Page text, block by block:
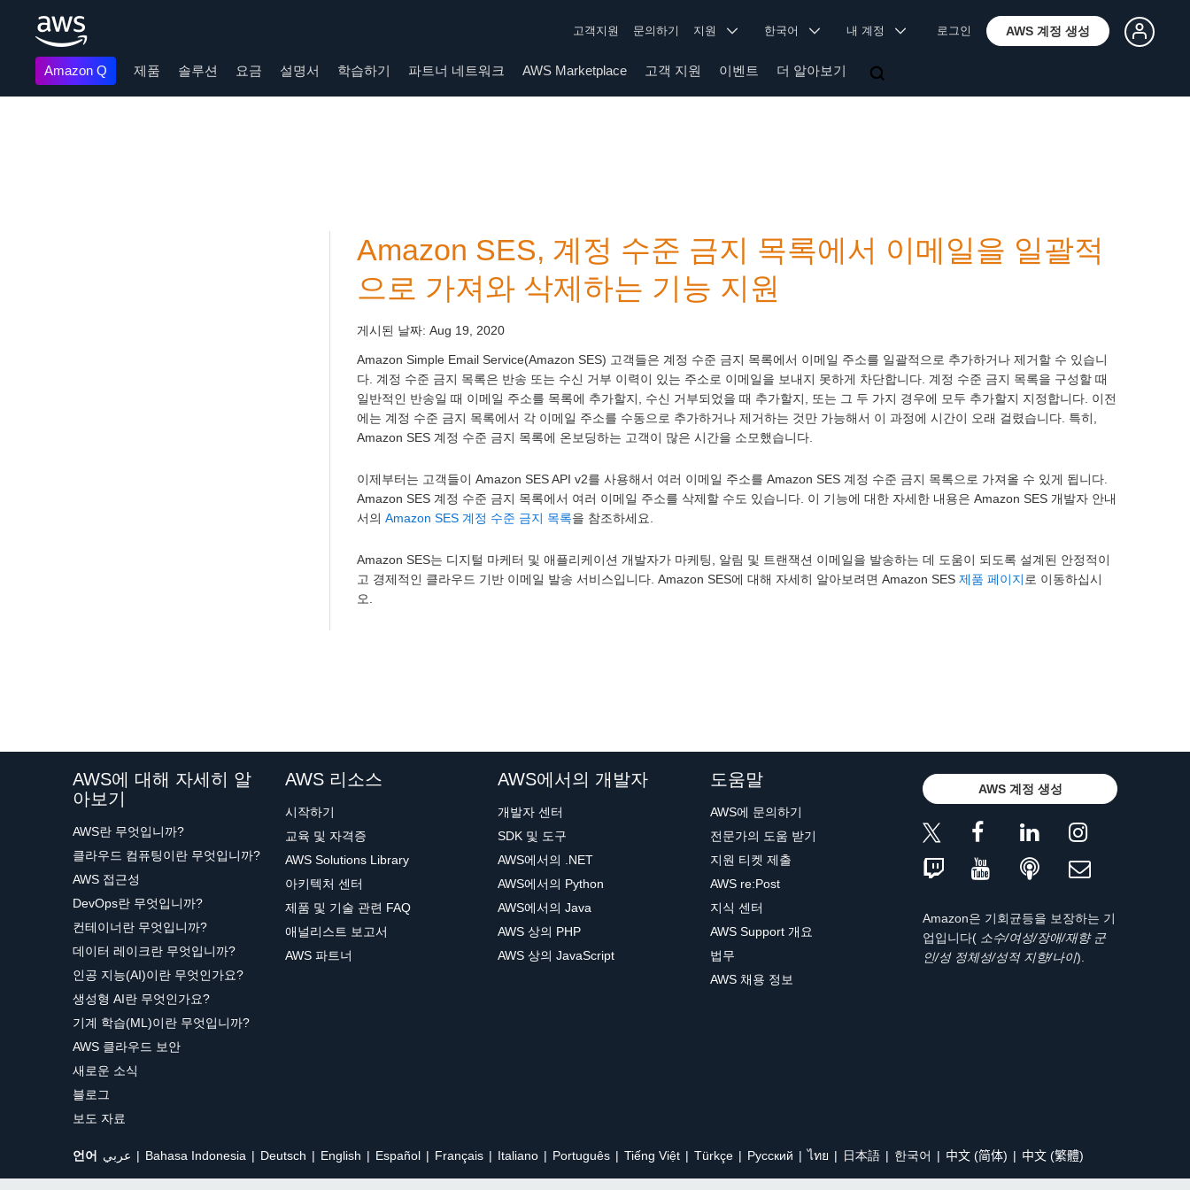
고객지원 문의하기 지원 한국어 내 계정 로그인 AWS 계정 생성
Amazon Q 제품 솔루션 요금 설명서 학습하기 파트너 네트워크 AWS Marketplace 고객 지원 이벤트 더 알아보기
Amazon SES, 계정 수준 금지 목록에서 이메일을 일괄적
으로 가져와 삭제하는 기능 지원
게시된 날짜: Aug 19, 2020
Amazon Simple Email Service(Amazon SES) 고객들은 계정 수준 금지 목록에서 이메일 주소를 일괄적으로 추가하거나 제거할 수 있습니
다. 계정 수준 금지 목록은 반송 또는 수신 거부 이력이 있는 주소로 이메일을 보내지 못하게 차단합니다. 계정 수준 금지 목록을 구성할 때
일반적인 반송일 때 이메일 주소를 목록에 추가할지, 수신 거부되었을 때 추가할지, 또는 그 두 가지 경우에 모두 추가할지 지정합니다. 이전
에는 계정 수준 금지 목록에서 각 이메일 주소를 수동으로 추가하거나 제거하는 것만 가능해서 이 과정에 시간이 오래 걸렸습니다. 특히,
Amazon SES 계정 수준 금지 목록에 온보딩하는 고객이 많은 시간을 소모했습니다.
이제부터는 고객들이 Amazon SES API v2를 사용해서 여러 이메일 주소를 Amazon SES 계정 수준 금지 목록으로 가져올 수 있게 됩니다.
Amazon SES 계정 수준 금지 목록에서 여러 이메일 주소를 삭제할 수도 있습니다. 이 기능에 대한 자세한 내용은 Amazon SES 개발자 안내
서의 Amazon SES 계정 수준 금지 목록을 참조하세요.
Amazon SES는 디지털 마케터 및 애플리케이션 개발자가 마케팅, 알림 및 트랜잭션 이메일을 발송하는 데 도움이 되도록 설계된 안정적이
고 경제적인 클라우드 기반 이메일 발송 서비스입니다. Amazon SES에 대해 자세히 알아보려면 Amazon SES 제품 페이지 로 이동하십시
오.
AWS에 대해 자세히 알
아보기
AWS란 무엇입니까?
클라우드 컴퓨팅이란 무엇입니까?
AWS 접근성
DevOps란 무엇입니까?
컨테이너란 무엇입니까?
데이터 레이크란 무엇입니까?
인공 지능(AI)이란 무엇인가요?
생성형 AI란 무엇인가요?
기계 학습(ML)이란 무엇입니까?
AWS 클라우드 보안
새로운 소식
블로그
보도 자료
AWS 리소스
시작하기
교육 및 자격증
AWS Solutions Library
아키텍처 센터
제품 및 기술 관련 FAQ
애널리스트 보고서
AWS 파트너
AWS에서의 개발자
개발자 센터
SDK 및 도구
AWS에서의 .NET
AWS에서의 Python
AWS에서의 Java
AWS 상의 PHP
AWS 상의 JavaScript
도움말
AWS에 문의하기
전문가의 도움 받기
지원 티켓 제출
AWS re:Post
지식 센터
AWS Support 개요
법무
AWS 채용 정보
AWS 계정 생성
Amazon은 기회균등을 보장하는 기
업입니다( 소수/여성/장애/재향 군
인/성 정체성/성적 지향/나이).
언어 عربي Bahasa Indonesia Deutsch English Español Français Italiano Português Tiếng Việt Türkçe Ρусский ไทย 日本語 한국어 中文 (简体) 中文 (繁體)